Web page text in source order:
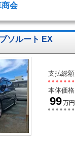
商会
ソルート EX
支払総額
本体価格
99万円